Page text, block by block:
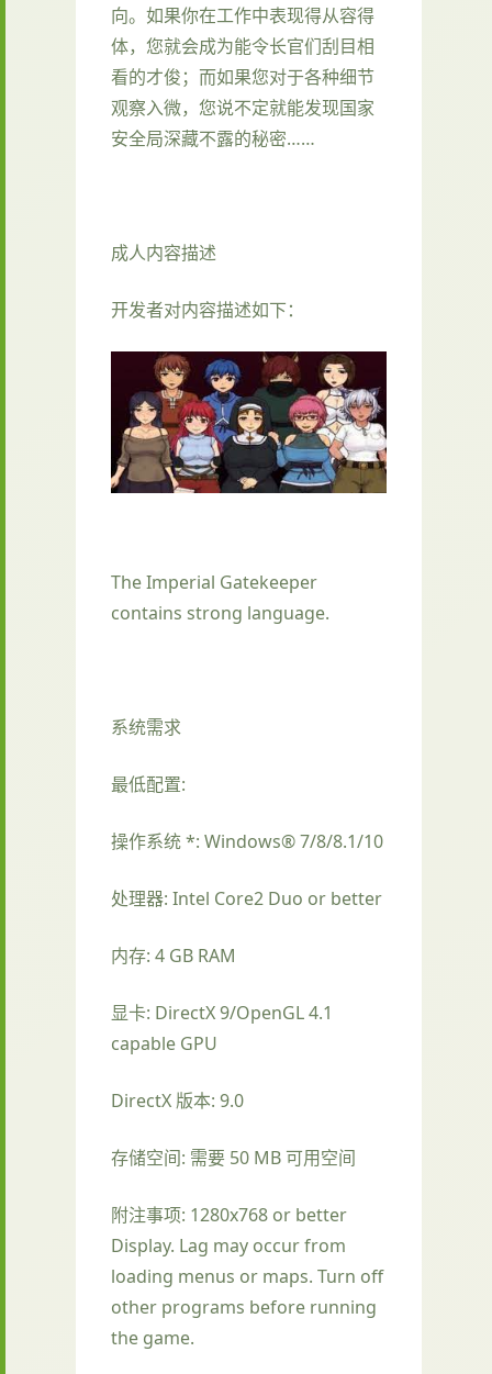
向。如果你在工作中表现得从容得
体，您就会成为能令长官们刮目相
看的才俊；而如果您对于各种细节
观察入微，您说不定就能发现国家
安全局深藏不露的秘密……
成人内容描述
开发者对内容描述如下：
The Imperial Gatekeeper
contains strong language.
系统需求
最低配置:
操作系统 *: Windows® 7/8/8.1/10
处理器: Intel Core2 Duo or better
内存: 4 GB RAM
显卡: DirectX 9/OpenGL 4.1
capable GPU
DirectX 版本: 9.0
存储空间: 需要 50 MB 可用空间
附注事项: 1280x768 or better
Display. Lag may occur from
loading menus or maps. Turn off
other programs before running
the game.